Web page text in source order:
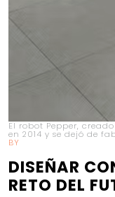
El robot Pepper,
en 2014 y se dejó de
BY
DISEÑAR
RETO DEL